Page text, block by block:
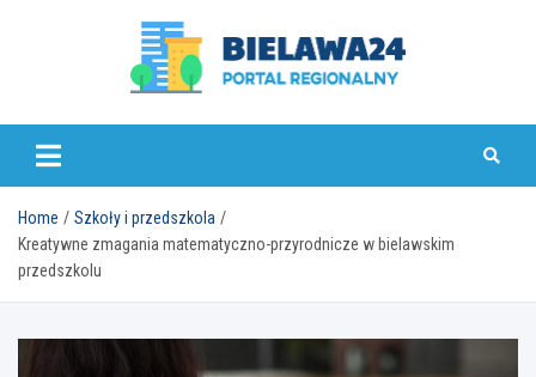
bielawa24.pl
Home
Szkoły i przedszkola
Kreatywne zmagania matematyczno-przyrodnicze w bielawskim
przedszkolu